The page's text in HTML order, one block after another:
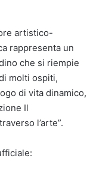
artistico-
rappresenta un
che si riempie
molti ospiti,
di vita dinamico,
Il
l’arte”.